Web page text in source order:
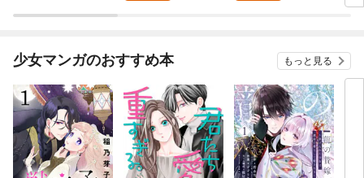
少女マンガのおすすめ本 もっと見る